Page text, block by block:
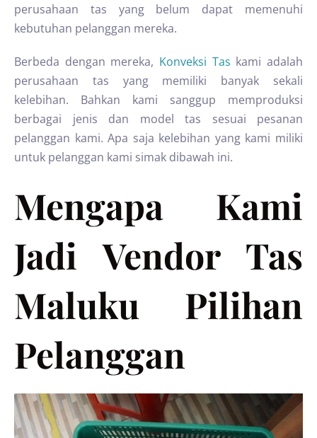
perusahaan tas yang belum dapat memenuhi
kebutuhan pelanggan mereka.
Berbeda dengan mereka, Konveksi Tas kami adalah
perusahaan tas yang memiliki banyak sekali
kelebihan. Bahkan kami sanggup memproduksi
berbagai jenis dan model tas sesuai pesanan
pelanggan kami. Apa saja kelebihan yang kami miliki
untuk pelanggan kami simak dibawah ini.
Mengapa Kami
Jadi Vendor Tas
Maluku Pilihan
Pelanggan